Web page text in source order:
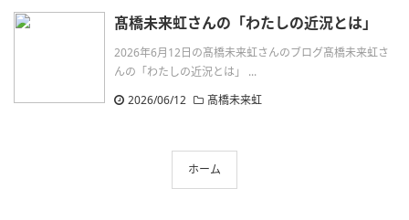
髙橋未来虹さんの「わたしの近況とは」
2026年6月12日の髙橋未来虹さんのブログ髙橋未来虹さ
んの「わたしの近況とは」 ...
2026/06/12
髙橋未来虹
ホーム